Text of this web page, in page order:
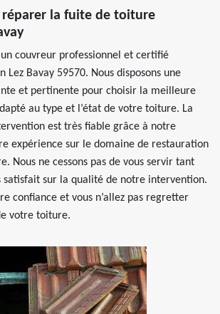
la fuite de toiture
un couvreur professionnel et certifié
Lez Bavay 59570. Nous disposons une
et pertinente pour choisir la meilleure
au type et l’état de votre toiture. La
est très fiable grâce à notre
expérience sur le domaine de restauration
Nous ne cessons pas de vous servir tant
satisfait sur la qualité de notre intervention.
confiance et vous n’allez pas regretter
votre toiture.